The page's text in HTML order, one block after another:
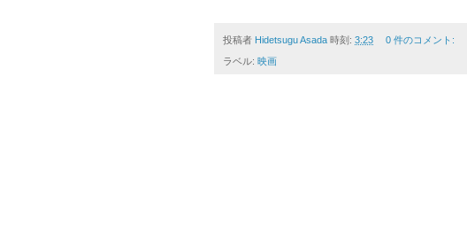
投稿者 Hidetsugu Asada 時刻: 3:23 0 件のコメント:
ラベル: 映画